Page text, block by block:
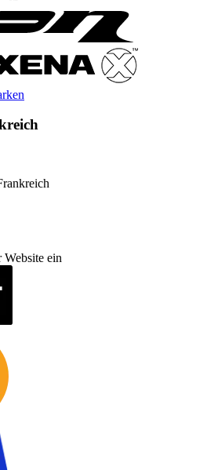
Website ein